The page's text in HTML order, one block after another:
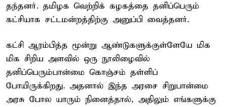
தந்தனர். தமிழக வெற்றிக் கழகத்தை தனிப்பெரும்
கட்சியாக சட்டமன்றத்திற்கு அனுப்பி வைத்தனர்.
கட்சி ஆரம்பித்த மூன்று ஆண்டுகளுக்குள்ளேயே மிக
மிக சிறிய அளவில் ஒரு நூலிழைவில்
தனிப்பெரும்பான்மை கொஞ்சம் தள்ளிப்
போயிருக்கிறது. அதனால் இந்த அரசை சிறுபான்மை
அரசு போல யாரும் நினைத்தால், அதிலும் எங்களுக்கு